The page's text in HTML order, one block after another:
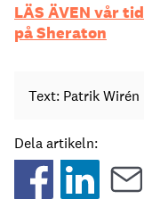
LÄS ÄVEN vår
på Sheraton
Text: Patrik Wirén
Dela artikeln: